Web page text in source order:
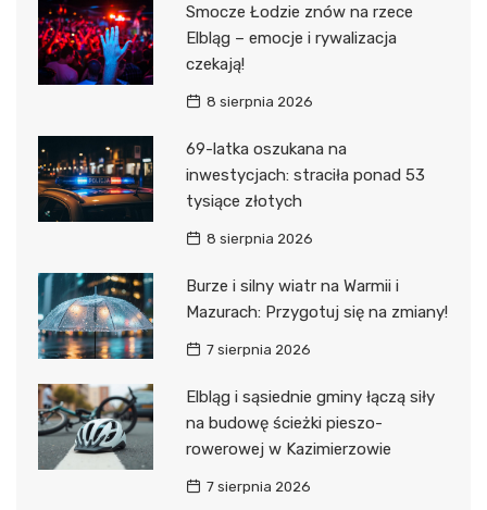
Smocze Łodzie znów na rzece
Elbląg – emocje i rywalizacja
czekają!
8 sierpnia 2026
69-latka oszukana na
inwestycjach: straciła ponad 53
tysiące złotych
8 sierpnia 2026
Burze i silny wiatr na Warmii i
Mazurach: Przygotuj się na zmiany!
7 sierpnia 2026
Elbląg i sąsiednie gminy łączą siły
na budowę ścieżki pieszo-
rowerowej w Kazimierzowie
7 sierpnia 2026